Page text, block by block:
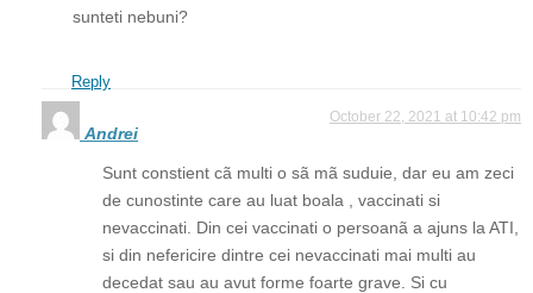
sunteti nebuni?
Reply
Andrei
October 22, 2021 at 10:42 pm
Sunt constient cã multi o sã mã suduie, dar eu am zeci
de cunostinte care au luat boala , vaccinati si
nevaccinati. Din cei vaccinati o persoanã a ajuns la ATI,
si din nefericire dintre cei nevaccinati mai multi au
decedat sau au avut forme foarte grave. Si cu